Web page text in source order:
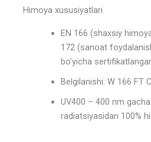
Himoya xususiyatlari
EN 166 (shaxsiy
172 (sanoat
bo’yicha
Belgilanishi: W 166 FT
UV400 – 400 nm
radiatsiyasidan 100%